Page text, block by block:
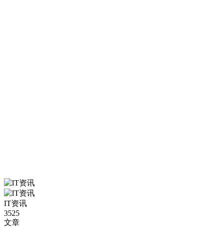
IT资讯
3525
文章